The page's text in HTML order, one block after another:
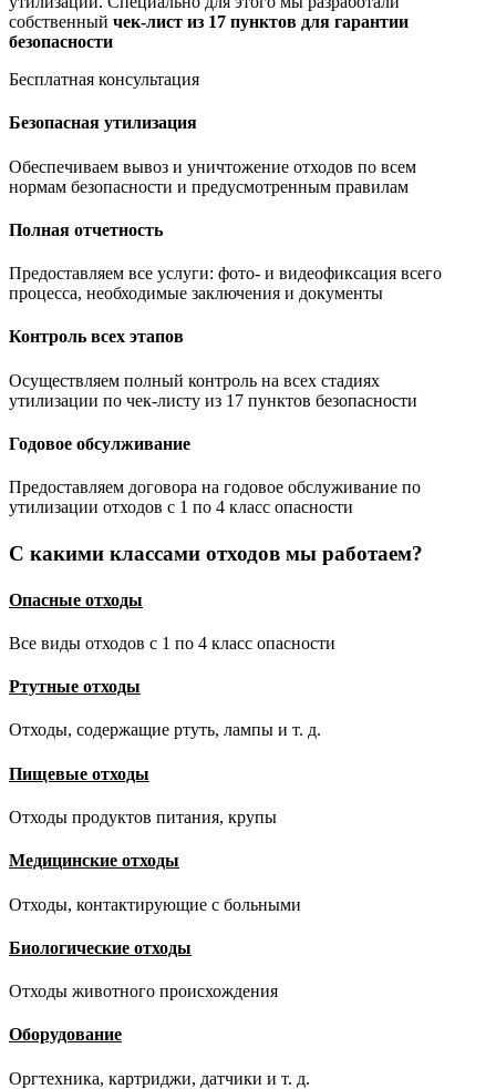
собственный чек-лист из 17 пунктов для гарантии
безопасности
Бесплатная консультация
Безопасная утилизация
Обеспечиваем вывоз и уничтожение отходов по всем
нормам безопасности и предусмотренным правилам
Полная отчетность
Предоставляем все услуги: фото- и видеофиксация всего
процесса, необходимые заключения и документы
Контроль всех этапов
Осуществляем полный контроль на всех стадиях
утилизации по чек-листу из 17 пунктов безопасности
Годовое обсулживание
Предоставляем договора на годовое обслуживание по
утилизации отходов с 1 по 4 класс опасности
С какими классами отходов мы работаем?
Опасные отходы
Все виды отходов с 1 по 4 класс опасности
Ртутные отходы
Отходы, содержащие ртуть, лампы и т. д.
Пищевые отходы
Отходы продуктов питания, крупы
Медицинские отходы
Отходы, контактирующие с больными
Биологические отходы
Отходы животного происхождения
Оборудование
Оргтехника, картриджи, датчики и т. д.